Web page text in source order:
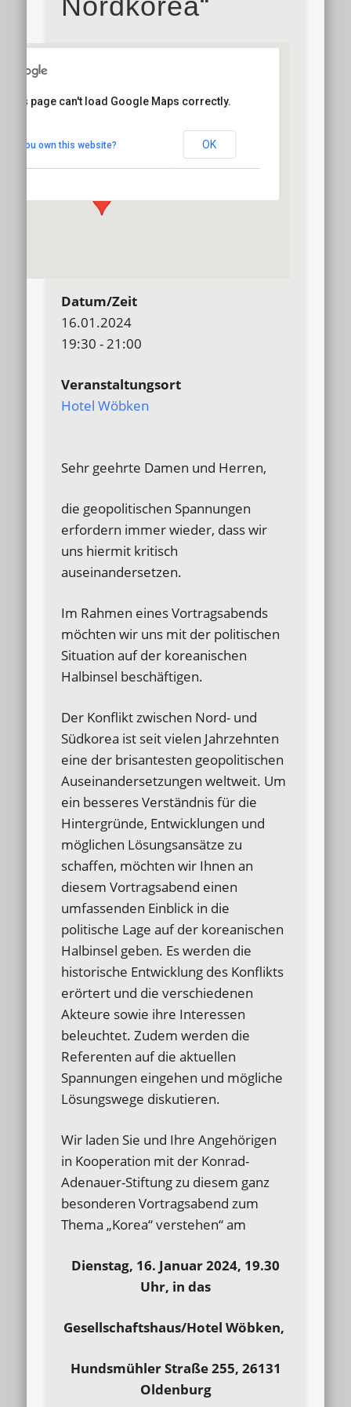
Hundsmühler Str. 255 - Oldenburg
This page can't load Google Maps correctly.
Do you own this website? OK
Datum/Zeit
16.01.2024
19:30 - 21:00
Veranstaltungsort
Hotel Wöbken
Sehr geehrte Damen und Herren,
die geopolitischen Spannungen
erfordern immer wieder, dass wir
uns hiermit kritisch
auseinandersetzen.
Im Rahmen eines Vortragsabends
möchten wir uns mit der politischen
Situation auf der koreanischen
Halbinsel beschäftigen.
Der Konflikt zwischen Nord- und
Südkorea ist seit vielen Jahrzehnten
eine der brisantesten geopolitischen
Auseinandersetzungen weltweit. Um
ein besseres Verständnis für die
Hintergründe, Entwicklungen und
möglichen Lösungsansätze zu
schaffen, möchten wir Ihnen an
diesem Vortragsabend einen
umfassenden Einblick in die
politische Lage auf der koreanischen
Halbinsel geben. Es werden die
historische Entwicklung des Konflikts
erörtert und die verschiedenen
Akteure sowie ihre Interessen
beleuchtet. Zudem werden die
Referenten auf die aktuellen
Spannungen eingehen und mögliche
Lösungswege diskutieren.
Wir laden Sie und Ihre Angehörigen
in Kooperation mit der Konrad-
Adenauer-Stiftung zu diesem ganz
besonderen Vortragsabend zum
Thema „Korea“ verstehen“ am
Dienstag, 16. Januar 2024, 19.30
Uhr, in das
Gesellschaftshaus/Hotel Wöbken,
Hundsmühler Straße 255, 26131
Oldenburg